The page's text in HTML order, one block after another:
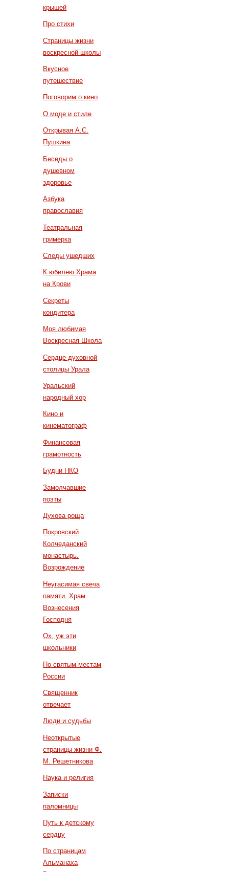
крышей
Про стихи
Страницы жизни
воскресной школы
Вкусное
путешествие
Поговорим о кино
О моде и стиле
Открывая А.С.
Пушкина
Беседы о
душевном
здоровье
Азбука
православия
Театральная
гримерка
Следы ушедших
К юбилею Храма
на Крови
Секреты
кондитера
Моя любимая
Воскресная Школа
Сердце духовной
столицы Урала
Уральский
народный хор
Кино и
кинематограф
Финансовая
грамотность
Будни НКО
Замолчавшие
поэты
Духова роща
Покровский
Колчеданский
монастырь.
Возрождение
Неугасимая свеча
памяти. Храм
Вознесения
Господня
Ох, уж эти
школьники
По святым местам
России
Священник
отвечает
Люди и судьбы
Неоткрытые
страницы жизни Ф.
М. Решетникова
Наука и религия
Записки
паломницы
Путь к детскому
сердцу
По страницам
Альманаха